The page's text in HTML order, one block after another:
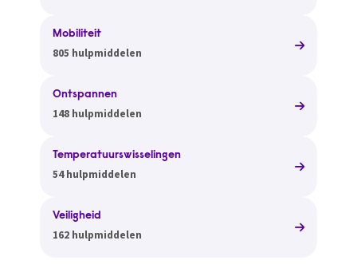
Mobiliteit
805 hulpmiddelen
Ontspannen
148 hulpmiddelen
Temperatuurswisselingen
54 hulpmiddelen
Veiligheid
162 hulpmiddelen